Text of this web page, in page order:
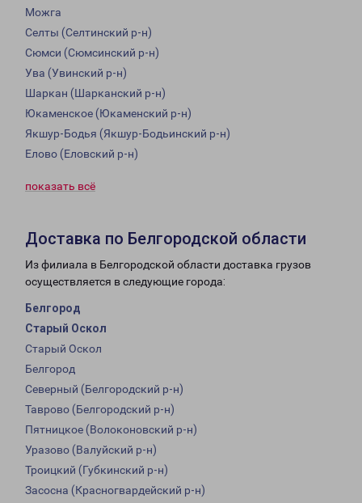
Можга
Селты (Селтинский р-н)
Сюмси (Сюмсинский р-н)
Ува (Увинский р-н)
Шаркан (Шарканский р-н)
Юкаменское (Юкаменский р-н)
Якшур-Бодья (Якшур-Бодьинский р-н)
Елово (Еловский р-н)
показать всё
Доставка по Белгородской области
Из филиала в Белгородской области доставка грузов
осуществляется в следующие города:
Белгород
Старый Оскол
Старый Оскол
Белгород
Северный (Белгородский р-н)
Таврово (Белгородский р-н)
Пятницкое (Волоконовский р-н)
Уразово (Валуйский р-н)
Троицкий (Губкинский р-н)
Засосна (Красногвардейский р-н)